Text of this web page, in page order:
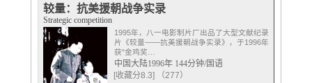
较量：抗美援朝战争实录
Strategic competition
1995年，八一电影制片厂出品了大型文献纪录
片《较量——抗美援朝战争实录》，于1996年
获“金鸡奖…
中国大陆1996年 144分钟/国语
[收藏分8.3] （277）